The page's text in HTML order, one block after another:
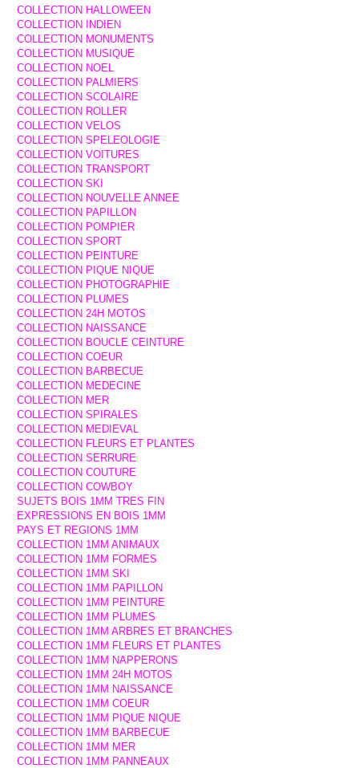
COLLECTION HALLOWEEN
COLLECTION INDIEN
COLLECTION MONUMENTS
COLLECTION MUSIQUE
COLLECTION NOEL
COLLECTION PALMIERS
COLLECTION SCOLAIRE
COLLECTION ROLLER
COLLECTION VELOS
COLLECTION SPELEOLOGIE
COLLECTION VOITURES
COLLECTION TRANSPORT
COLLECTION SKI
COLLECTION NOUVELLE ANNEE
COLLECTION PAPILLON
COLLECTION POMPIER
COLLECTION SPORT
COLLECTION PEINTURE
COLLECTION PIQUE NIQUE
COLLECTION PHOTOGRAPHIE
COLLECTION PLUMES
COLLECTION 24H MOTOS
COLLECTION NAISSANCE
COLLECTION BOUCLE CEINTURE
COLLECTION COEUR
COLLECTION BARBECUE
COLLECTION MEDECINE
COLLECTION MER
COLLECTION SPIRALES
COLLECTION MEDIEVAL
COLLECTION FLEURS ET PLANTES
COLLECTION SERRURE
COLLECTION COUTURE
COLLECTION COWBOY
SUJETS BOIS 1MM TRES FIN
EXPRESSIONS EN BOIS 1MM
PAYS ET REGIONS 1MM
COLLECTION 1MM ANIMAUX
COLLECTION 1MM FORMES
COLLECTION 1MM SKI
COLLECTION 1MM PAPILLON
COLLECTION 1MM PEINTURE
COLLECTION 1MM PLUMES
COLLECTION 1MM ARBRES ET BRANCHES
COLLECTION 1MM FLEURS ET PLANTES
COLLECTION 1MM NAPPERONS
COLLECTION 1MM 24H MOTOS
COLLECTION 1MM NAISSANCE
COLLECTION 1MM COEUR
COLLECTION 1MM PIQUE NIQUE
COLLECTION 1MM BARBECUE
COLLECTION 1MM MER
COLLECTION 1MM PANNEAUX